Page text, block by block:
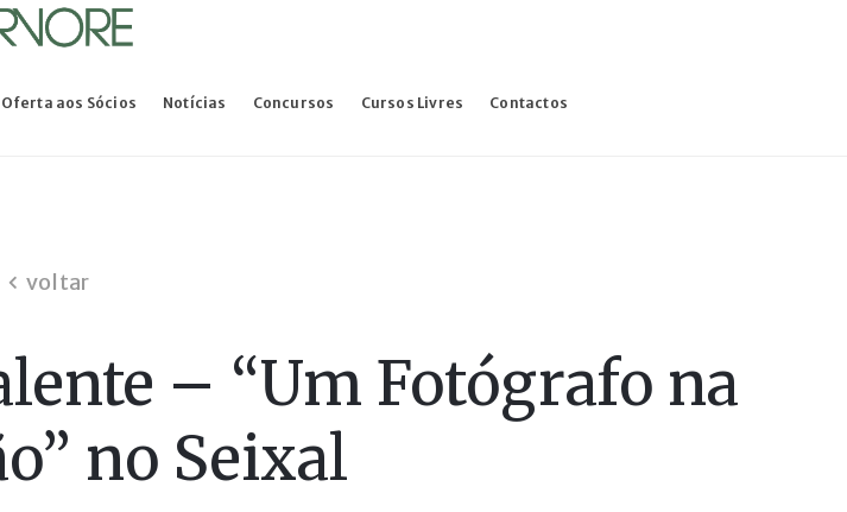
Oferta aos Sócios Notícias Concursos Cursos Livres Contactos
voltar
– “Um Fotógrafo na
no Seixal